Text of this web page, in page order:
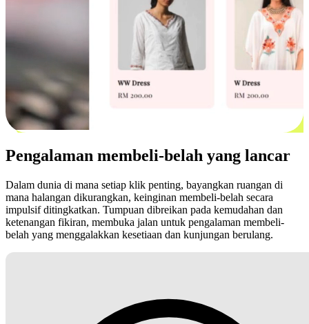
Pengalaman membeli-belah yang lancar
Dalam dunia di mana setiap klik penting, bayangkan ruangan di
mana halangan dikurangkan, keinginan membeli-belah secara
impulsif ditingkatkan. Tumpuan dibreikan pada kemudahan dan
ketenangan fikiran, membuka jalan untuk pengalaman membeli-
belah yang menggalakkan kesetiaan dan kunjungan berulang.